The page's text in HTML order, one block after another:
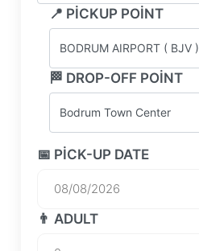
📍 PICKUP POINT
BODRUM AIRPORT ( BJV )
🏁 DROP-OFF POINT
Bodrum Town Center
📅 PICK-UP DATE
👨 ADULT